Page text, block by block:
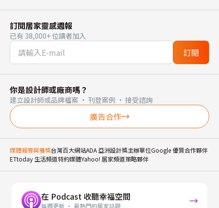
訂閱居家靈感週報
已有 38,000+ 位讀者加入
訂閱
你是設計師或廠商嗎？
建立設計師或品牌檔案 · 刊登案例 · 接受諮詢
廣告合作
媒體報導與獲獎台灣百大網站ADA 亞洲設計獎主辦單位Google 優質合作夥伴
ETtoday 生活頻道特約媒體Yahoo! 居家頻道策略夥伴
在 Podcast 收聽幸福空間
每週更新 · 最熱門的居家話題